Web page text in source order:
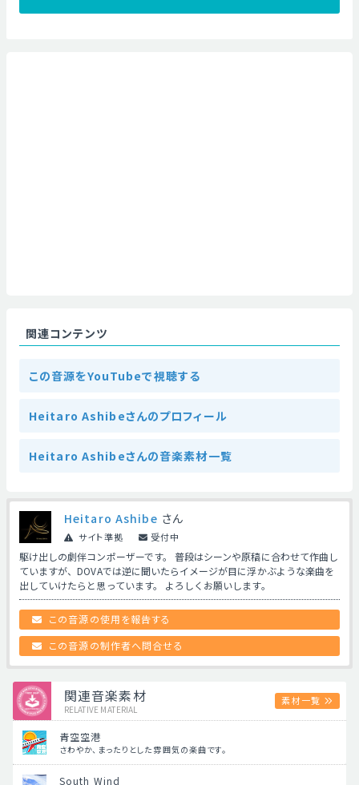
関連コンテンツ
この音源をYouTubeで視聴する
Heitaro Ashibeさんのプロフィール
Heitaro Ashibeさんの音楽素材一覧
Heitaro Ashibe さん
サイト準拠 受付中
駆け出しの劇伴コンポーザーです。 普段はシーンや原稿に合わせて作曲し
ていますが、DOVAでは逆に聞いたらイメージが目に浮かぶような楽曲を
出していけたらと思っています。 よろしくお願いします。
この音源の使用を報告する
この音源の制作者へ問合せる
関連音楽素材
RELATIVE MATERIAL
素材一覧
青空空港
さわやか、まったりとした雰囲気の楽曲です。
South Wind